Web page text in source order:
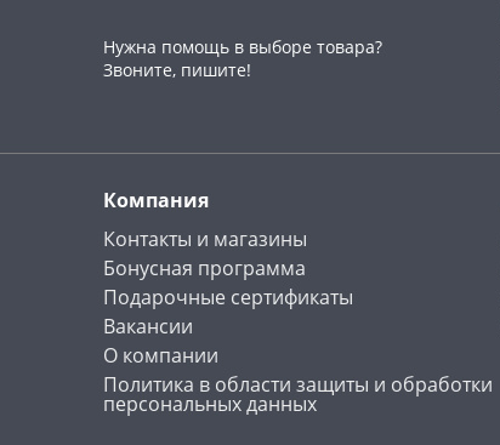
Нужна помощь в выборе товара?
Звоните, пишите!
Компания
Контакты и магазины
Бонусная программа
Подарочные сертификаты
Вакансии
О компании
Политика в области защиты и обработки
персональных данных